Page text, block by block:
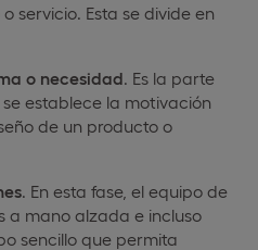
servicio. Esta se divide en
o necesidad . Es la parte
establece la motivación
de un producto o
. En esta fase, el equipo de
a mano alzada e incluso
sencillo que permita